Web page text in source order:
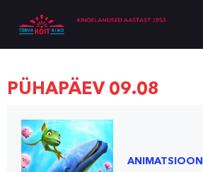
PÜHAPÄEV 09.08
ANIMATSIOON